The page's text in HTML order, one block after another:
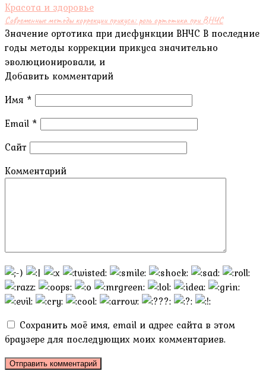
Красота и здоровье
Современные методы коррекции прикуса: роль ортотика при ВНЧС
Значение ортотика при дисфункции ВНЧС В последние
годы методы коррекции прикуса значительно
эволюционировали, и
Добавить комментарий
Имя *
Email *
Сайт
Комментарий
Сохранить моё имя, email и адрес сайта в этом
браузере для последующих моих комментариев.